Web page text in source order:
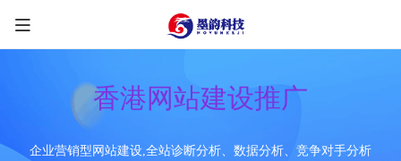
香港网站建设推广
企业营销型网站建设,全站诊断分析、数据分析、竞争对手分析